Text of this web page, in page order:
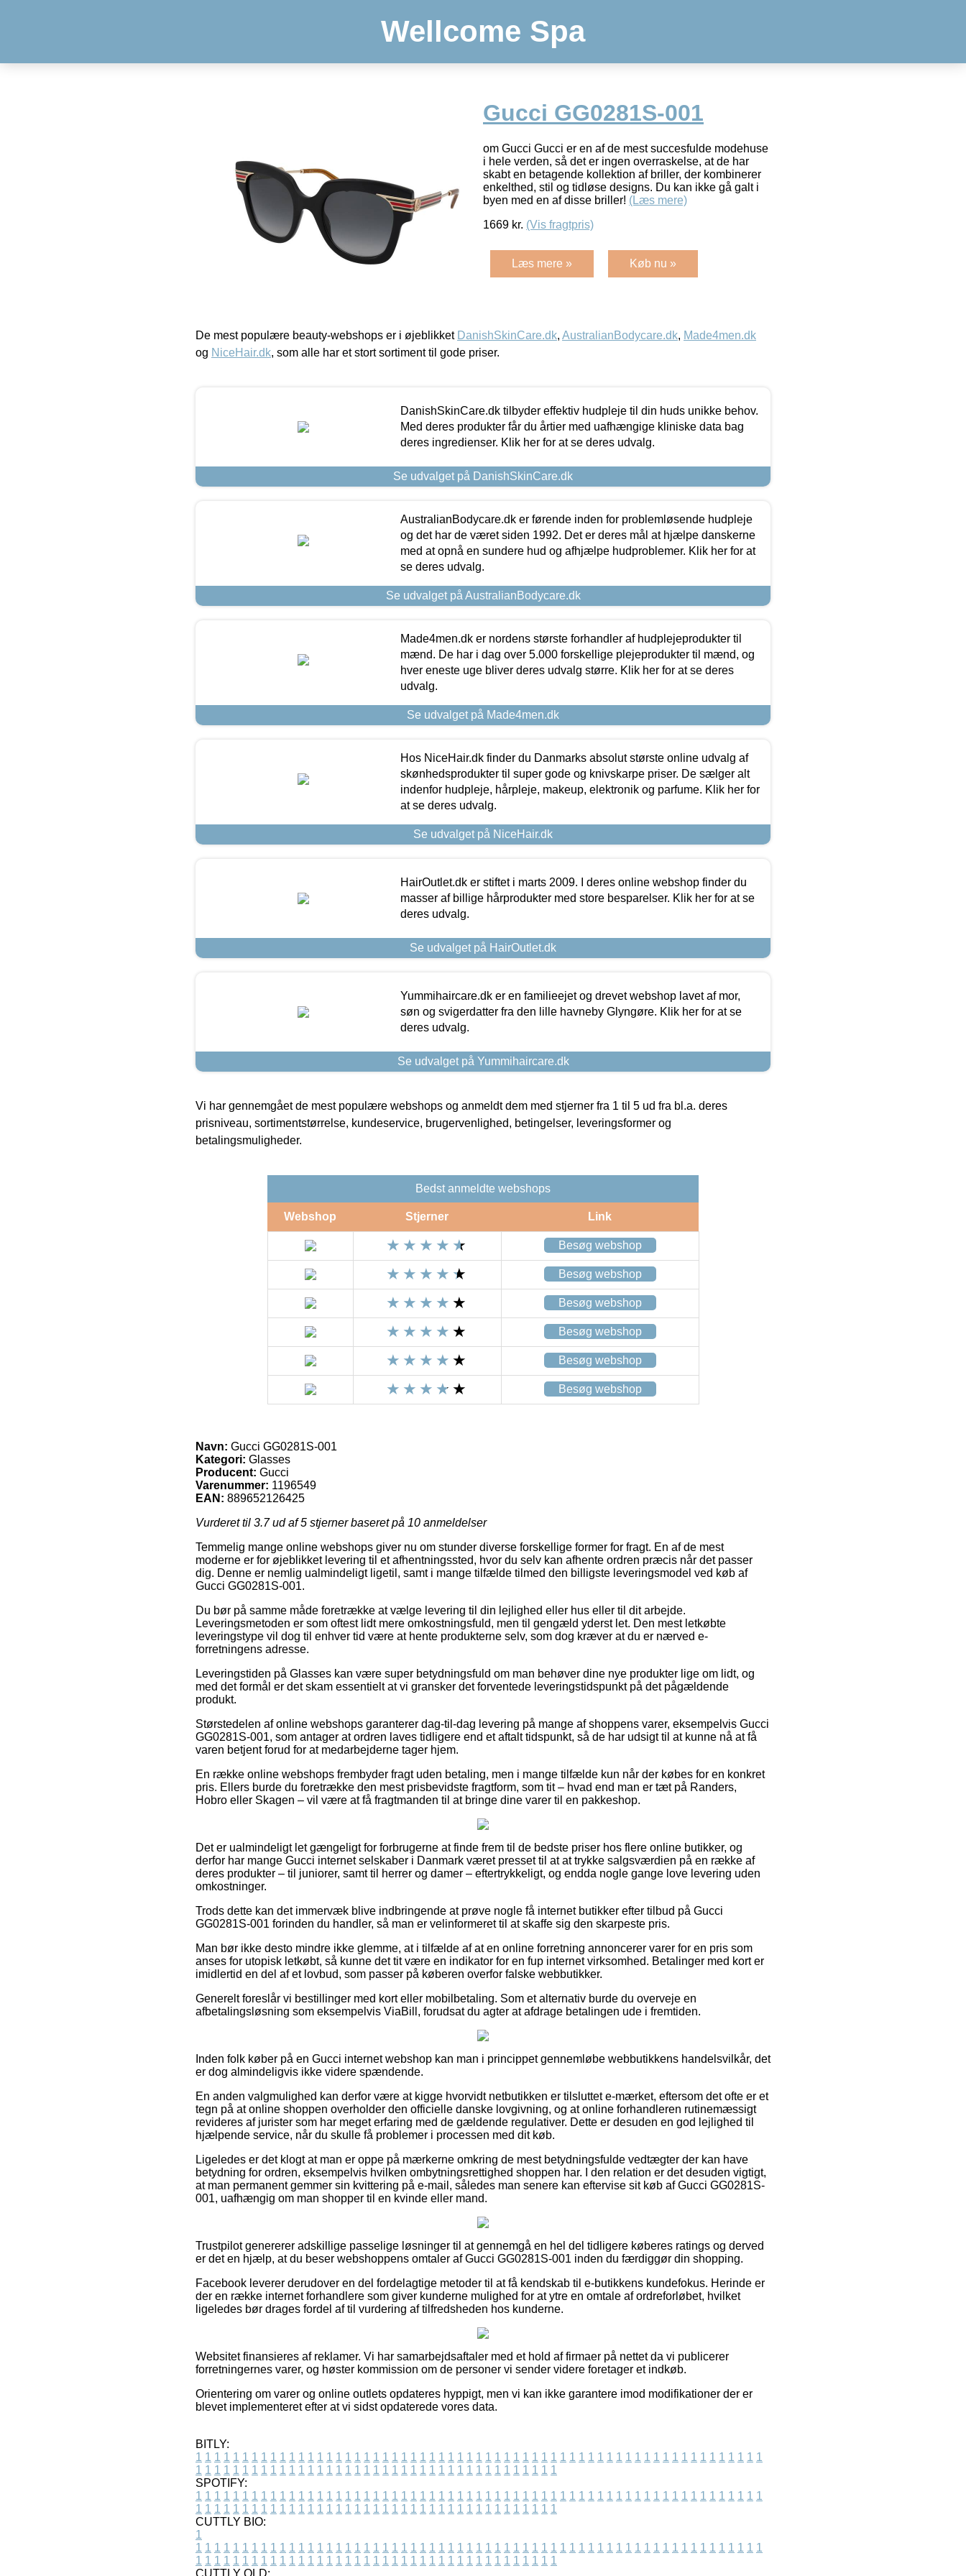
Wellcome Spa
Gucci GG0281S-001
om Gucci Gucci er en af de mest succesfulde modehuse
i hele verden, så det er ingen overraskelse, at de har
skabt en betagende kollektion af briller, der kombinerer
enkelthed, stil og tidløse designs. Du kan ikke gå galt i
byen med en af disse briller! (Læs mere)
1669 kr. (Vis fragtpris)
Læs mere » Køb nu »
De mest populære beauty-webshops er i øjeblikket DanishSkinCare.dk, AustralianBodycare.dk, Made4men.dk
og NiceHair.dk, som alle har et stort sortiment til gode priser.
DanishSkinCare.dk tilbyder effektiv hudpleje til din huds unikke behov.
Med deres produkter får du årtier med uafhængige kliniske data bag
deres ingredienser. Klik her for at se deres udvalg.
Se udvalget på DanishSkinCare.dk
AustralianBodycare.dk er førende inden for problemløsende hudpleje
og det har de været siden 1992. Det er deres mål at hjælpe danskerne
med at opnå en sundere hud og afhjælpe hudproblemer. Klik her for at
se deres udvalg.
Se udvalget på AustralianBodycare.dk
Made4men.dk er nordens største forhandler af hudplejeprodukter til
mænd. De har i dag over 5.000 forskellige plejeprodukter til mænd, og
hver eneste uge bliver deres udvalg større. Klik her for at se deres
udvalg.
Se udvalget på Made4men.dk
Hos NiceHair.dk finder du Danmarks absolut største online udvalg af
skønhedsprodukter til super gode og knivskarpe priser. De sælger alt
indenfor hudpleje, hårpleje, makeup, elektronik og parfume. Klik her for
at se deres udvalg.
Se udvalget på NiceHair.dk
HairOutlet.dk er stiftet i marts 2009. I deres online webshop finder du
masser af billige hårprodukter med store besparelser. Klik her for at se
deres udvalg.
Se udvalget på HairOutlet.dk
Yummihaircare.dk er en familieejet og drevet webshop lavet af mor,
søn og svigerdatter fra den lille havneby Glyngøre. Klik her for at se
deres udvalg.
Se udvalget på Yummihaircare.dk
Vi har gennemgået de mest populære webshops og anmeldt dem med stjerner fra 1 til 5 ud fra bl.a. deres
prisniveau, sortimentstørrelse, kundeservice, brugervenlighed, betingelser, leveringsformer og
betalingsmuligheder.
Bedst anmeldte webshops
Webshop Stjerner Link
Besøg webshop
Besøg webshop
Besøg webshop
Besøg webshop
Besøg webshop
Besøg webshop
Navn: Gucci GG0281S-001
Kategori: Glasses
Producent: Gucci
Varenummer: 1196549
EAN: 889652126425
Vurderet til 3.7ud af 5 stjerner baseret på 10 anmeldelser
Temmelig mange online webshops giver nu om stunder diverse forskellige former for fragt. En af de mest
moderne er for øjeblikket levering til et afhentningssted, hvor du selv kan afhente ordren præcis når det passer
dig. Denne er nemlig ualmindeligt ligetil, samt i mange tilfælde tilmed den billigste leveringsmodel ved køb af
Gucci GG0281S-001.
Du bør på samme måde foretrække at vælge levering til din lejlighed eller hus eller til dit arbejde.
Leveringsmetoden er som oftest lidt mere omkostningsfuld, men til gengæld yderst let. Den mest letkøbte
leveringstype vil dog til enhver tid være at hente produkterne selv, som dog kræver at du er nærved e-
forretningens adresse.
Leveringstiden på Glasses kan være super betydningsfuld om man behøver dine nye produkter lige om lidt, og
med det formål er det skam essentielt at vi gransker det forventede leveringstidspunkt på det pågældende
produkt.
Størstedelen af online webshops garanterer dag-til-dag levering på mange af shoppens varer, eksempelvis Gucci
GG0281S-001, som antager at ordren laves tidligere end et aftalt tidspunkt, så de har udsigt til at kunne nå at få
varen betjent forud for at medarbejderne tager hjem.
En række online webshops frembyder fragt uden betaling, men i mange tilfælde kun når der købes for en konkret
pris. Ellers burde du foretrække den mest prisbevidste fragtform, som tit – hvad end man er tæt på Randers,
Hobro eller Skagen – vil være at få fragtmanden til at bringe dine varer til en pakkeshop.
Det er ualmindeligt let gængeligt for forbrugerne at finde frem til de bedste priser hos flere online butikker, og
derfor har mange Gucci internet selskaber i Danmark været presset til at at trykke salgsværdien på en række af
deres produkter – til juniorer, samt til herrer og damer – eftertrykkeligt, og endda nogle gange love levering uden
omkostninger.
Trods dette kan det immervæk blive indbringende at prøve nogle få internet butikker efter tilbud på Gucci
GG0281S-001 forinden du handler, så man er velinformeret til at skaffe sig den skarpeste pris.
Man bør ikke desto mindre ikke glemme, at i tilfælde af at en online forretning annoncerer varer for en pris som
anses for utopisk letkøbt, så kunne det tit være en indikator for en fup internet virksomhed. Betalinger med kort er
imidlertid en del af et lovbud, som passer på køberen overfor falske webbutikker.
Generelt foreslår vi bestillinger med kort eller mobilbetaling. Som et alternativ burde du overveje en
afbetalingsløsning som eksempelvis ViaBill, forudsat du agter at afdrage betalingen ude i fremtiden.
Inden folk køber på en Gucci internet webshop kan man i princippet gennemløbe webbutikkens handelsvilkår, det
er dog almindeligvis ikke videre spændende.
En anden valgmulighed kan derfor være at kigge hvorvidt netbutikken er tilsluttet e-mærket, eftersom det ofte er et
tegn på at online shoppen overholder den officielle danske lovgivning, og at online forhandleren rutinemæssigt
revideres af jurister som har meget erfaring med de gældende regulativer. Dette er desuden en god lejlighed til
hjælpende service, når du skulle få problemer i processen med dit køb.
Ligeledes er det klogt at man er oppe på mærkerne omkring de mest betydningsfulde vedtægter der kan have
betydning for ordren, eksempelvis hvilken ombytningsrettighed shoppen har. I den relation er det desuden vigtigt,
at man permanent gemmer sin kvittering på e-mail, således man senere kan eftervise sit køb af Gucci GG0281S-
001, uafhængig om man shopper til en kvinde eller mand.
Trustpilot genererer adskillige passelige løsninger til at gennemgå en hel del tidligere køberes ratings og derved
er det en hjælp, at du beser webshoppens omtaler af Gucci GG0281S-001 inden du færdiggør din shopping.
Facebook leverer derudover en del fordelagtige metoder til at få kendskab til e-butikkens kundefokus. Herinde er
der en række internet forhandlere som giver kunderne mulighed for at ytre en omtale af ordreforløbet, hvilket
ligeledes bør drages fordel af til vurdering af tilfredsheden hos kunderne.
Websitet finansieres af reklamer. Vi har samarbejdsaftaler med et hold af firmaer på nettet da vi publicerer
forretningernes varer, og høster kommission om de personer vi sender videre foretager et indkøb.
Orientering om varer og online outlets opdateres hyppigt, men vi kan ikke garantere imod modifikationer der er
blevet implementeret efter at vi sidst opdaterede vores data.
BITLY:
1 1 1 1 1 1 1 1 1 1 1 1 1 1 1 1 1 1 1 1 1 1 1 1 1 1 1 1 1 1 1 1 1 1 1 1 1 1 1 1 1 1 1 1 1 1 1 1 1 1 1 1 1 1 1 1 1 1 1 1 1
1 1 1 1 1 1 1 1 1 1 1 1 1 1 1 1 1 1 1 1 1 1 1 1 1 1 1 1 1 1 1 1 1 1 1 1 1 1 1
SPOTIFY:
1 1 1 1 1 1 1 1 1 1 1 1 1 1 1 1 1 1 1 1 1 1 1 1 1 1 1 1 1 1 1 1 1 1 1 1 1 1 1 1 1 1 1 1 1 1 1 1 1 1 1 1 1 1 1 1 1 1 1 1 1
1 1 1 1 1 1 1 1 1 1 1 1 1 1 1 1 1 1 1 1 1 1 1 1 1 1 1 1 1 1 1 1 1 1 1 1 1 1 1
CUTTLY BIO:
1
1 1 1 1 1 1 1 1 1 1 1 1 1 1 1 1 1 1 1 1 1 1 1 1 1 1 1 1 1 1 1 1 1 1 1 1 1 1 1 1 1 1 1 1 1 1 1 1 1 1 1 1 1 1 1 1 1 1 1 1 1
1 1 1 1 1 1 1 1 1 1 1 1 1 1 1 1 1 1 1 1 1 1 1 1 1 1 1 1 1 1 1 1 1 1 1 1 1 1 1